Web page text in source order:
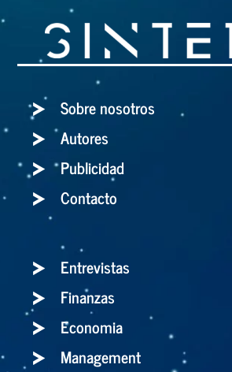
Sobre nosotros
Autores
Publicidad
Contacto
Entrevistas
Finanzas
Economia
Management